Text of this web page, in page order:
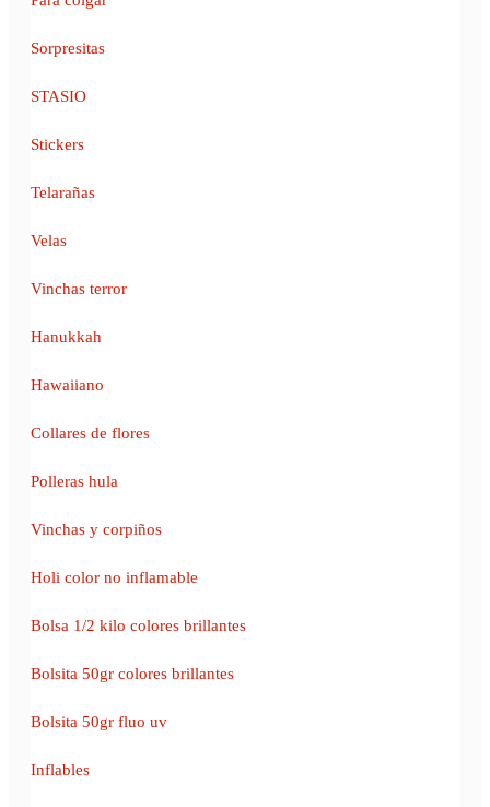
Sorpresitas
STASIO
Stickers
Telarañas
Velas
Vinchas terror
Hanukkah
Hawaiiano
Collares de flores
Polleras hula
Vinchas y corpiños
Holi color no inflamable
Bolsa 1/2 kilo colores brillantes
Bolsita 50gr colores brillantes
Bolsita 50gr fluo uv
Inflables